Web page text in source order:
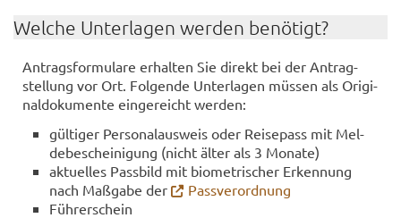
Wel­che Un­ter­la­gen wer­den be­nö­tigt?
An­trags­for­mu­la­re er­hal­ten Sie di­rekt bei der An­trag­
stel­lung vor Ort. Fol­gen­de Un­ter­la­gen müs­sen als Ori­gi­
nal­do­ku­men­te ein­ge­reicht wer­den:
gül­ti­ger Per­so­nal­aus­weis oder Rei­se­pass mit Mel­
de­be­schei­ni­gung (nicht älter als 3 Mo­na­te)
ak­tu­el­les Pass­bild mit bio­me­tri­scher Er­ken­nung
nach Maß­ga­be der
Pass­ver­ord­nung
Füh­rer­schein